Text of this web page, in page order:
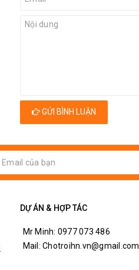
GỬI BÌNH LUẬN
DỰ ÁN & HỢP TÁC
Mr Minh: 0977 073 486
Mail: Chotroihn.vn@gmail.com